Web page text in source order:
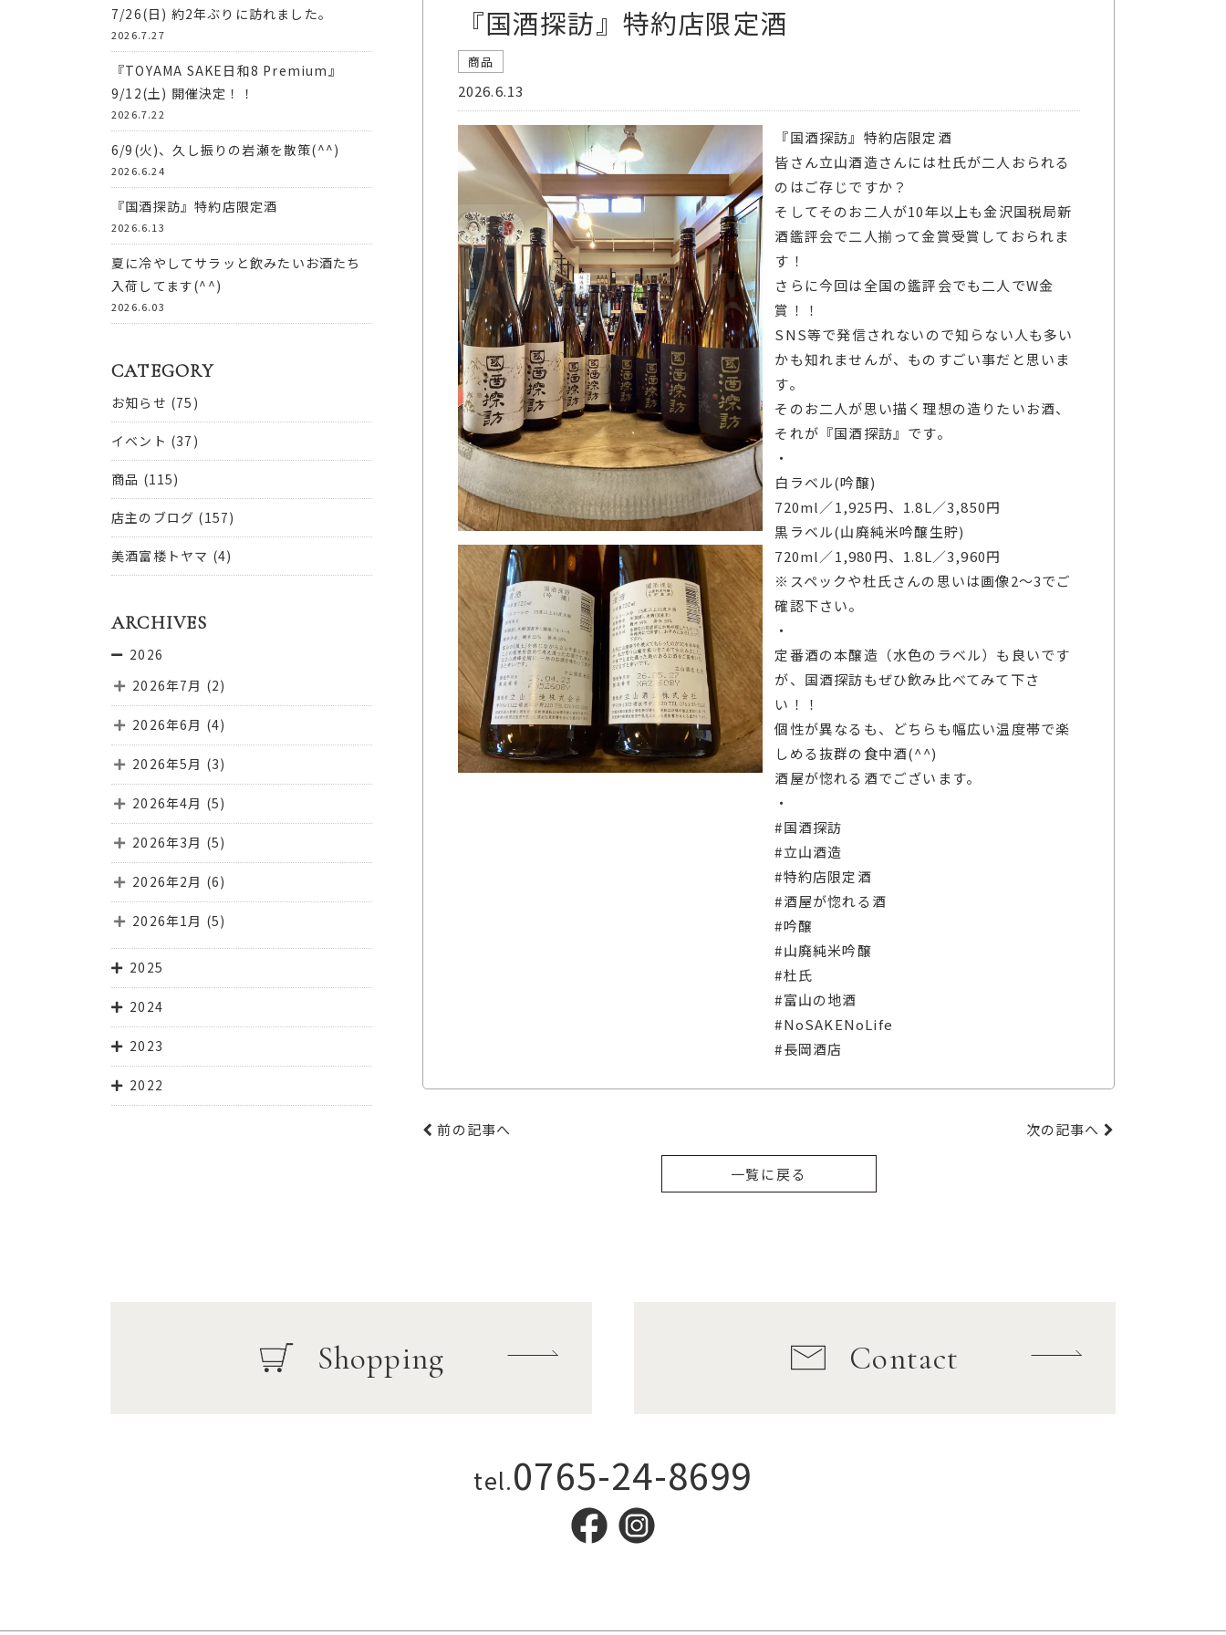
7/26(日) 約2年ぶりに訪れました。
2026.7.27
『TOYAMA SAKE日和8 Premium』
9/12(土) 開催決定！！
2026.7.22
6/9(火)、久し振りの岩瀬を散策(^^)
2026.6.24
『国酒探訪』特約店限定酒
2026.6.13
夏に冷やしてサラッと飲みたいお酒たち
入荷してます(^^)
2026.6.03
CATEGORY
お知らせ (75)
イベント (37)
商品 (115)
店主のブログ (157)
美酒富楼トヤマ (4)
ARCHIVES
2026
2026年7月 (2)
2026年6月 (4)
2026年5月 (3)
2026年4月 (5)
2026年3月 (5)
2026年2月 (6)
2026年1月 (5)
2025
2024
2023
2022
『国酒探訪』特約店限定酒
商品
2026.6.13
『国酒探訪』特約店限定酒
皆さん立山酒造さんには杜氏が二人おられる
のはご存じですか？
そしてそのお二人が10年以上も金沢国税局新
酒鑑評会で二人揃って金賞受賞しておられま
す！
さらに今回は全国の鑑評会でも二人でW金
賞！！
SNS等で発信されないので知らない人も多い
かも知れませんが、ものすごい事だと思いま
す。
そのお二人が思い描く理想の造りたいお酒、
それが『国酒探訪』です。
・
白ラベル(吟醸)
720ml／1,925円、1.8L／3,850円
黒ラベル(山廃純米吟醸生貯)
720ml／1,980円、1.8L／3,960円
※スペックや杜氏さんの思いは画像2～3でご
確認下さい。
・
定番酒の本醸造（水色のラベル）も良いです
が、国酒探訪もぜひ飲み比べてみて下さ
い！！
個性が異なるも、どちらも幅広い温度帯で楽
しめる抜群の食中酒(^^)
酒屋が惚れる酒でございます。
・
#国酒探訪
#立山酒造
#特約店限定酒
#酒屋が惚れる酒
#吟醸
#山廃純米吟醸
#杜氏
#富山の地酒
#NoSAKENoLife
#長岡酒店
前の記事へ 次の記事へ
一覧に戻る
Shopping Contact
tel.0765-24-8699